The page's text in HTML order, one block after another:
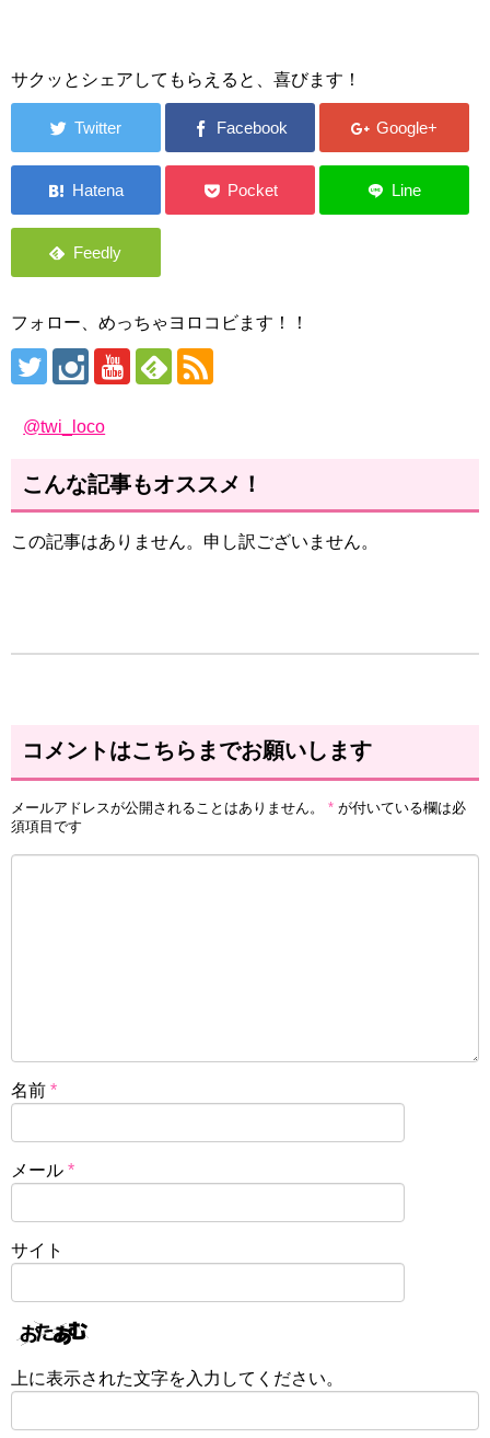
サクッとシェアしてもらえると、喜びます！
フォロー、めっちゃヨロコビます！！
@twi_loco
こんな記事もオススメ！
この記事はありません。申し訳ございません。
コメントはこちらまでお願いします
メールアドレスが公開されることはありません。 * が付いている欄は必
須項目です
名前 *
メール *
サイト
上に表示された文字を入力してください。